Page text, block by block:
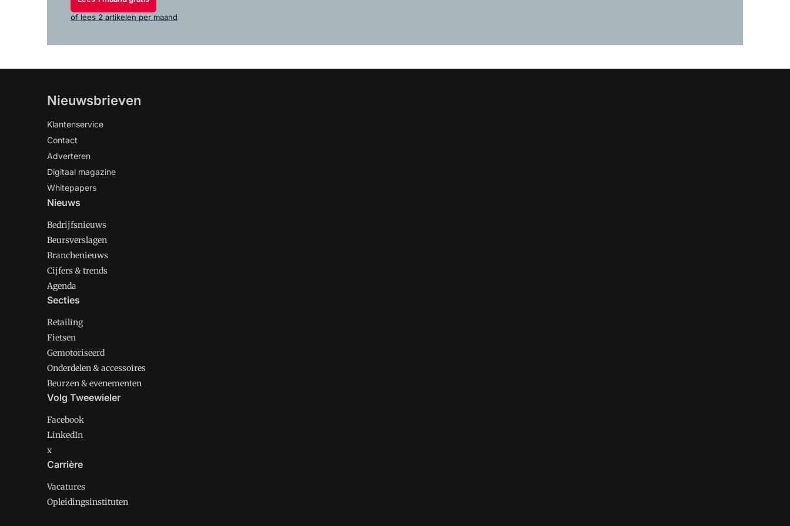
of lees 2 artikelen per maand
Nieuwsbrieven
Klantenservice
Contact
Adverteren
Digitaal magazine
Whitepapers
Nieuws
Bedrijfsnieuws
Beursverslagen
Branchenieuws
Cijfers & trends
Agenda
Secties
Retailing
Fietsen
Gemotoriseerd
Onderdelen & accessoires
Beurzen & evenementen
Volg Tweewieler
Facebook
LinkedIn
x
Carrière
Vacatures
Opleidingsinstituten